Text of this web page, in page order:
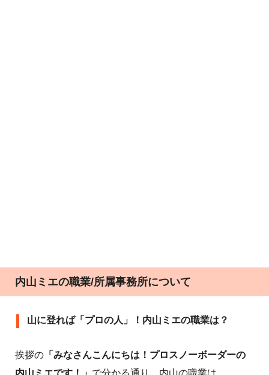
内山ミエの職業/所属事務所について
山に登れば「プロの人」！内山ミエの職業は？
挨拶の 「みなさんこんにちは！プロスノーボーダーの
内山ミエです！」 で分かる通り、内山の職業は